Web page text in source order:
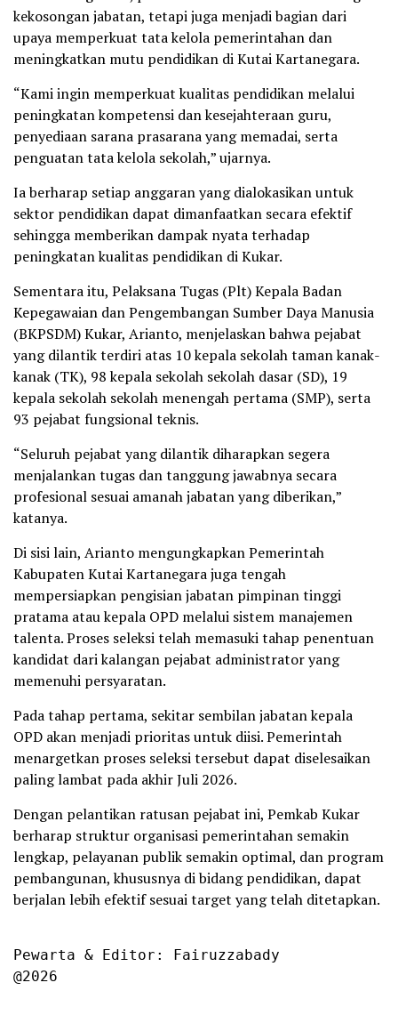
kekosongan jabatan, tetapi juga menjadi bagian dari
upaya memperkuat tata kelola pemerintahan dan
meningkatkan mutu pendidikan di Kutai Kartanegara.
“Kami ingin memperkuat kualitas pendidikan melalui
peningkatan kompetensi dan kesejahteraan guru,
penyediaan sarana prasarana yang memadai, serta
penguatan tata kelola sekolah,” ujarnya.
Ia berharap setiap anggaran yang dialokasikan untuk
sektor pendidikan dapat dimanfaatkan secara efektif
sehingga memberikan dampak nyata terhadap
peningkatan kualitas pendidikan di Kukar.
Sementara itu, Pelaksana Tugas (Plt) Kepala Badan
Kepegawaian dan Pengembangan Sumber Daya Manusia
(BKPSDM) Kukar, Arianto, menjelaskan bahwa pejabat
yang dilantik terdiri atas 10 kepala sekolah taman kanak-
kanak (TK), 98 kepala sekolah sekolah dasar (SD), 19
kepala sekolah sekolah menengah pertama (SMP), serta
93 pejabat fungsional teknis.
“Seluruh pejabat yang dilantik diharapkan segera
menjalankan tugas dan tanggung jawabnya secara
profesional sesuai amanah jabatan yang diberikan,”
katanya.
Di sisi lain, Arianto mengungkapkan Pemerintah
Kabupaten Kutai Kartanegara juga tengah
mempersiapkan pengisian jabatan pimpinan tinggi
pratama atau kepala OPD melalui sistem manajemen
talenta. Proses seleksi telah memasuki tahap penentuan
kandidat dari kalangan pejabat administrator yang
memenuhi persyaratan.
Pada tahap pertama, sekitar sembilan jabatan kepala
OPD akan menjadi prioritas untuk diisi. Pemerintah
menargetkan proses seleksi tersebut dapat diselesaikan
paling lambat pada akhir Juli 2026.
Dengan pelantikan ratusan pejabat ini, Pemkab Kukar
berharap struktur organisasi pemerintahan semakin
lengkap, pelayanan publik semakin optimal, dan program
pembangunan, khususnya di bidang pendidikan, dapat
berjalan lebih efektif sesuai target yang telah ditetapkan.
Pewarta & Editor: Fairuzzabady
@2026